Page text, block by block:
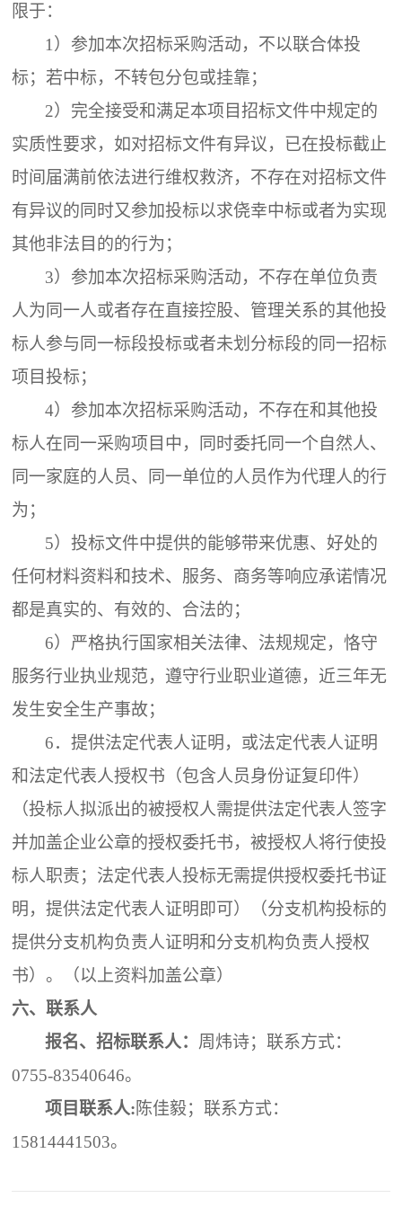
限于：
1）参加本次招标采购活动，不以联合体投
标；若中标，不转包分包或挂靠；
2）完全接受和满足本项目招标文件中规定的
实质性要求，如对招标文件有异议，已在投标截止
时间届满前依法进行维权救济，不存在对招标文件
有异议的同时又参加投标以求侥幸中标或者为实现
其他非法目的的行为；
3）参加本次招标采购活动，不存在单位负责
人为同一人或者存在直接控股、管理关系的其他投
标人参与同一标段投标或者未划分标段的同一招标
项目投标；
4）参加本次招标采购活动，不存在和其他投
标人在同一采购项目中，同时委托同一个自然人、
同一家庭的人员、同一单位的人员作为代理人的行
为；
5）投标文件中提供的能够带来优惠、好处的
任何材料资料和技术、服务、商务等响应承诺情况
都是真实的、有效的、合法的；
6）严格执行国家相关法律、法规规定，恪守
服务行业执业规范，遵守行业职业道德，近三年无
发生安全生产事故；
6．提供法定代表人证明，或法定代表人证明
和法定代表人授权书（包含人员身份证复印件）
（投标人拟派出的被授权人需提供法定代表人签字
并加盖企业公章的授权委托书，被授权人将行使投
标人职责；法定代表人投标无需提供授权委托书证
明，提供法定代表人证明即可）（分支机构投标的
提供分支机构负责人证明和分支机构负责人授权
书）。（以上资料加盖公章）
六、联系人
报名、招标联系人： 周炜诗； 联系方式：
0755-83540646。
项目联系人:陈佳毅； 联系方式：
15814441503。